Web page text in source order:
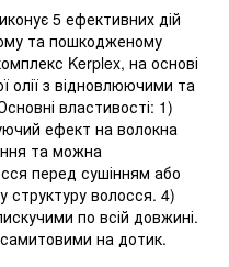
5 ефективних дій
та пошкодженому
Kerplex, на основі
олії з відновлюючими та
властивості: 1)
ефект на волокна
та можна
перед сушінням або
структуру волосся. 4)
по всій довжині.
на дотик.